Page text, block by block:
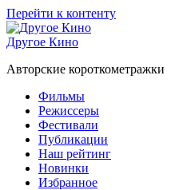
Перейти к контенту
Другое Кино
Авторские короткометражки
Фильмы
Режиссеры
Фестивали
Публикации
Наш рейтинг
Новинки
Избранное